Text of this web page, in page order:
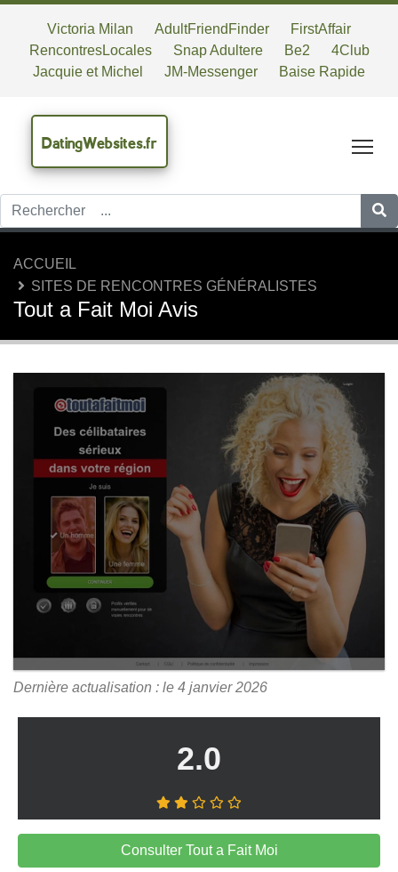
Victoria Milan AdultFriendFinder
FirstAffair
RencontresLocales
Snap Adultere Be2
4Club
Jacquie et Michel
JM-Messenger Baise Rapide
DatingWebsites.fr
ACCUEIL
SITES DE RENCONTRES GÉNÉRALISTES
Tout a Fait Moi Avis
Dernière actualisation : le 4 janvier 2026
2.0
Consulter Tout a Fait Moi